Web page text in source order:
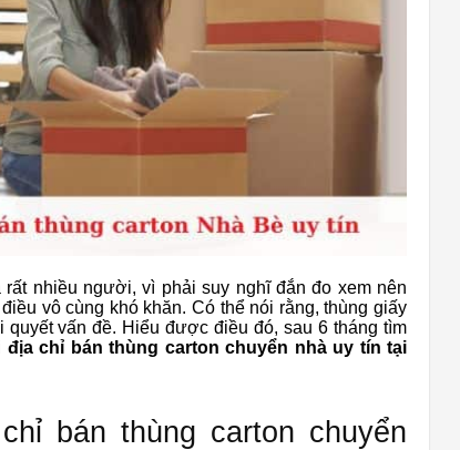
nhiều người, vì phải suy nghĩ đắn đo xem nên
vô cùng khó khăn. Có thể nói rằng, thùng giấy
vấn đề. Hiểu được điều đó, sau 6 tháng tìm
địa chỉ bán thùng carton chuyển nhà uy tín tại
bán thùng carton chuyển